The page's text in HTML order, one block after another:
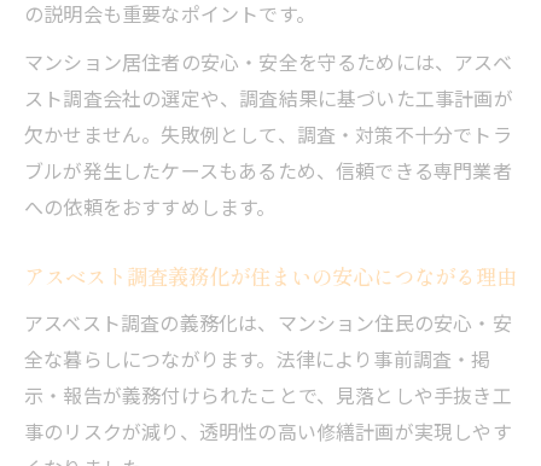
の説明会も重要なポイントです。
マンション居住者の安心・安全を守るためには、アスベ
スト調査会社の選定や、調査結果に基づいた工事計画が
欠かせません。失敗例として、調査・対策不十分でトラ
ブルが発生したケースもあるため、信頼できる専門業者
への依頼をおすすめします。
アスベスト調査義務化が住まいの安心につながる理由
アスベスト調査の義務化は、マンション住民の安心・安
全な暮らしにつながります。法律により事前調査・掲
示・報告が義務付けられたことで、見落としや手抜き工
事のリスクが減り、透明性の高い修繕計画が実現しやす